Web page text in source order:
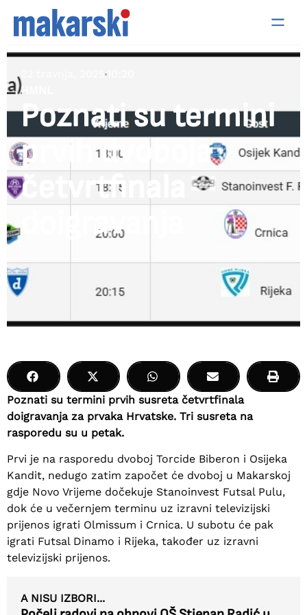
HMNL
Poznati su termini
prvih dvoboja
četvrtfinala
doigravanja
Poznati su termini prvih susreta četvrtfinala
doigravanja za prvaka Hrvatske. Tri susreta na
rasporedu su u petak.
Prvi je na rasporedu dvoboj Torcide Biberon i Osijeka
Kandit, nedugo zatim započet će dvoboj u Makarskoj
gdje Novo Vrijeme dočekuje Stanoinvest Futsal Pulu,
dok će u večernjem terminu uz izravni televizijski
prijenos igrati Olmissum i Crnica. U subotu će pak
igrati Futsal Dinamo i Rijeka, također uz izravni
televizijski prijenos.
A NISU IZBORI...